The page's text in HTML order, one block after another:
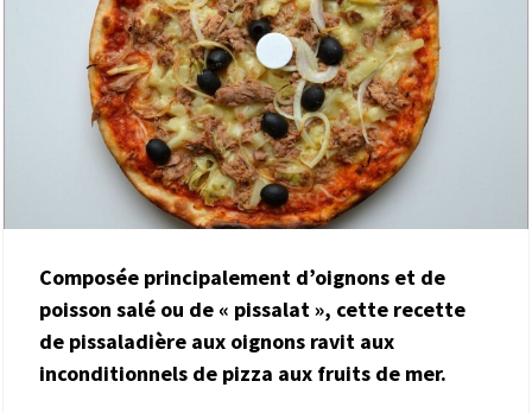
Composée principalement d’oignons et de
poisson salé ou de « pissalat », cette recette
de pissaladière aux oignons ravit aux
inconditionnels de pizza aux fruits de mer.